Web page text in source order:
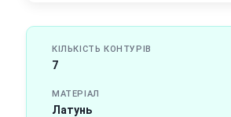
КІЛЬКІСТЬ КОНТУРІВ
7
МАТЕРІАЛ
Латунь